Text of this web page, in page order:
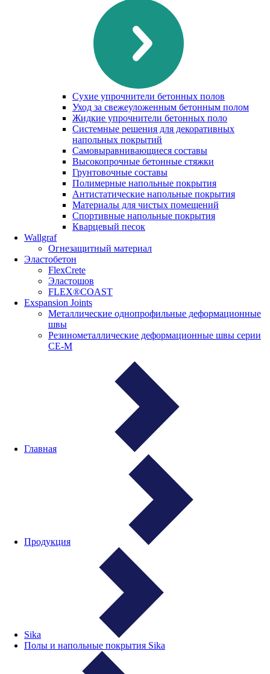
Сухие упрочнители бетонных полов
Уход за свежеуложенным бетонным полом
Жидкие упрочнители бетонных поло
Системные решения для декоративных
напольных покрытий
Самовыравнивающиеся составы
Высокопрочные бетонные стяжки
Грунтовочные составы
Полимерные напольные покрытия
Антистатические напольные покрытия
Материалы для чистых помещений
Спортивные напольные покрытия
Кварцевый песок
Wallgraf
Огнезащитный материал
Эластобетон
FlexCrete
Эластошов
FLEX®COAST
Exspansion Joints
Металлические однопрофильные деформационные
швы
Резинометаллические деформационные швы серии
СЕ-М
Главная
Продукция
Sika
Полы и напольные покрытия Sika